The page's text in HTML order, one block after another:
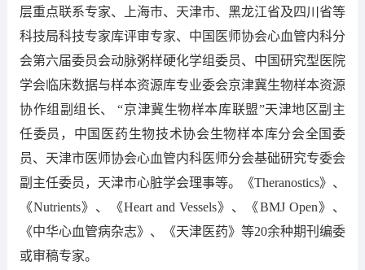
层重点联系专家、上海市、天津市、黑龙江省及四川省等
科技局科技专家库评审专家、中国医师协会心血管内科分
会第六届委员会动脉粥样硬化学组委员、中国研究型医院
学会临床数据与样本资源库专业委会京津冀生物样本资源
协作组副组长、 “京津冀生物样本库联盟”天津地区副主
任委员，中国医药生物技术协会生物样本库分会全国委
员、天津市医师协会心血管内科医师分会基础研究专委会
副主任委员，天津市心脏学会理事等。《Theranostics》、
《Nutrients》、《Heart and Vessels》、《BMJ Open》、
《中华心血管病杂志》、《天津医药》等20余种期刊编委
或审稿专家。